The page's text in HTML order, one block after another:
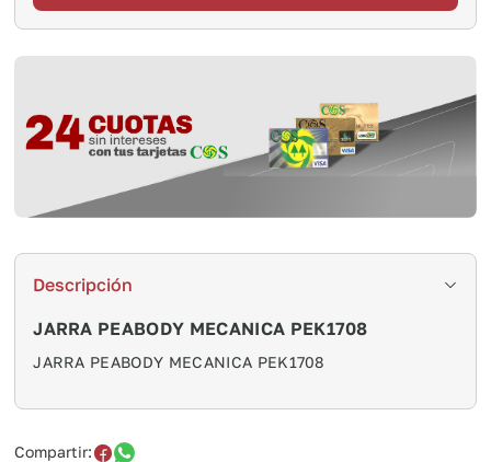
Descripción
JARRA PEABODY MECANICA PEK1708
JARRA PEABODY MECANICA PEK1708
Compartir: